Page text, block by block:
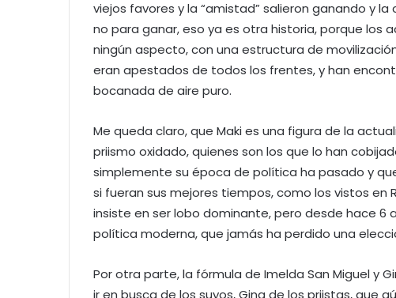
viejos favores y la “amistad” salieron ganando y
no para ganar, eso ya es otra historia, porque los
ningún aspecto, con una estructura de
eran apestados de todos los frentes, y han
bocanada de aire puro.
Me queda claro, que Maki es una figura de la
priismo oxidado, quienes son los que lo han
simplemente su época de política ha pasado y
si fueran sus mejores tiempos, como los vistos en
insiste en ser lobo dominante, pero desde hace 6
política moderna, que jamás ha perdido una
Por otra parte, la fórmula de Imelda San Miguel y
ir en busca de los suyos, Gina de los priistas, que